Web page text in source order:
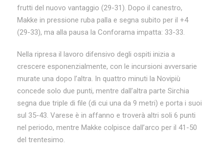
frutti del nuovo vantaggio (29-31). Dopo il canestro,
Makke in pressione ruba palla e segna subito per il +4
(29-33), ma alla pausa la Conforama impatta: 33-33.
Nella ripresa il lavoro difensivo degli ospiti inizia a
crescere esponenzialmente, con le incursioni avversarie
murate una dopo l’altra. In quattro minuti la Novipiù
concede solo due punti, mentre dall’altra parte Sirchia
segna due triple di file (di cui una da 9 metri) e porta i suoi
sul 35-43. Varese è in affanno e troverà altri soli 6 punti
nel periodo, mentre Makke colpisce dall’arco per il 41-50
del trentesimo.